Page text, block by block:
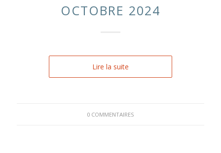
OCTOBRE 2024
Lire la suite
0 COMMENTAIRES